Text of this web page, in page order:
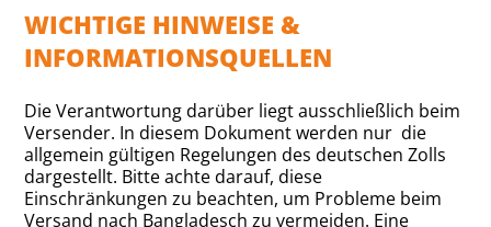
WICHTIGE HINWEISE &
INFORMATIONSQUELLEN
Die Verantwortung darüber liegt ausschließlich beim
Versender. In diesem Dokument werden nur die
allgemein gültigen Regelungen des deutschen Zolls
dargestellt. Bitte achte darauf, diese
Einschränkungen zu beachten, um Probleme beim
Versand nach Bangladesch zu vermeiden. Eine